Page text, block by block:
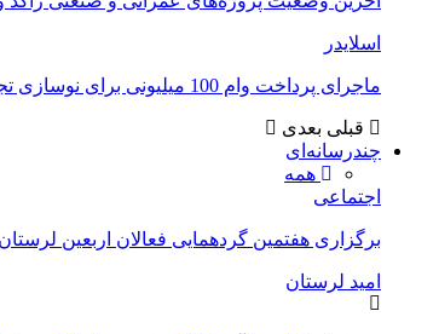
اسلایدر
ماجرای پرداخت وام 100 میلیونی برای نوسازی تجهیزات کشاورزان لرستانی چیست؟
قبلی بعدی
چندرسانه‌ای
همه
اجتماعی
برگزاری هفتمین گردهمایی فعالان اربعین
امید لرستان